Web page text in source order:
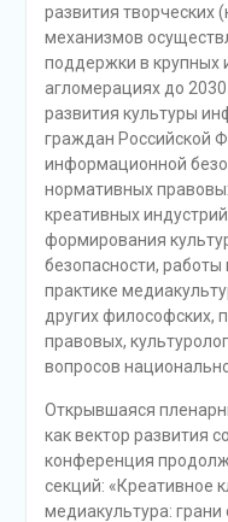
развития творческих
механизмов
поддержки в крупных
агломерациях до
развития культуры
граждан Российской
информационной
нормативных
креативных
формирования
безопасности,
практике
других философских,
правовых,
вопросов
Открывшаяся
как вектор развития
конференция
секций: «Креативное
медиакультура: